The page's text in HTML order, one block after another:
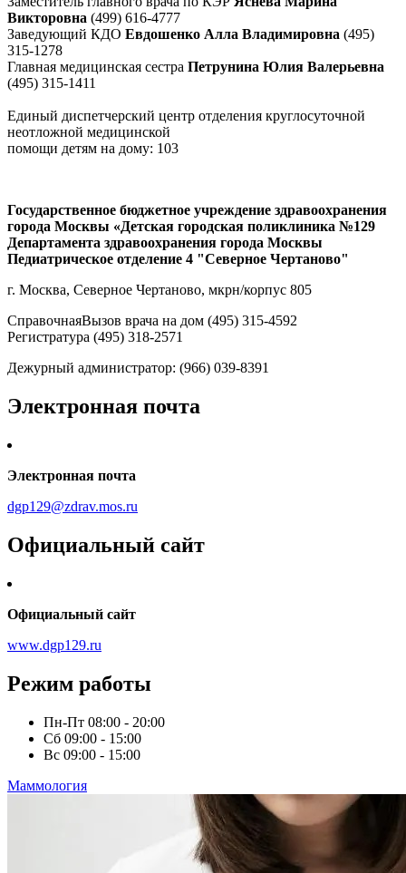
Викторовна (499) 616-4777
Заведующий КДО Евдошенко Алла Владимировна (495)
315-1278
Главная медицинская сестра Петрунина Юлия Валерьевна
(495) 315-1411
Единый диспетчерский центр отделения круглосуточной
неотложной медицинской
помощи детям на дому: 103
Государственное бюджетное учреждение здравоохранения
города Москвы «Детская городская поликлиника №129
Департамента здравоохранения города Москвы
Педиатрическое отделение 4 "Северное Чертаново"
г. Москва, Северное Чертаново, мкрн/корпус 805
СправочнаяВызов врача на дом (495) 315-4592
Регистратура (495) 318-2571
Дежурный администратор: (966) 039-8391
Электронная почта
Электронная почта
dgp129@zdrav.mos.ru
Официальный сайт
Официальный сайт
www.dgp129.ru
Режим работы
Пн-Пт 08:00 - 20:00
Сб 09:00 - 15:00
Вс 09:00 - 15:00
Маммология